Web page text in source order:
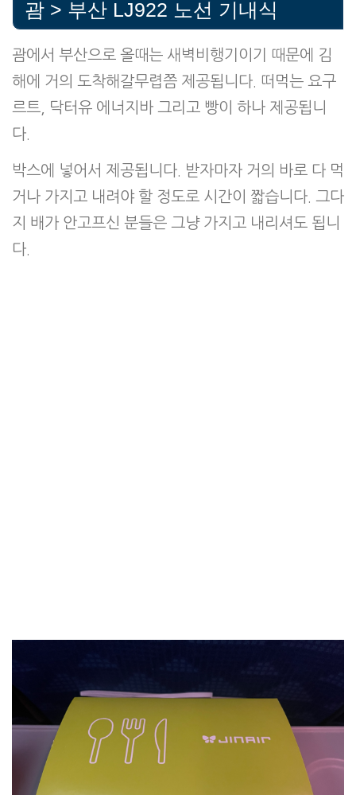
괌 > 부산 LJ922 노선 기내식
괌에서 부산으로 올때는 새벽비행기이기 때문에 김
해에 거의 도착해갈무렵쯤 제공됩니다. 떠먹는 요구
르트, 닥터유 에너지바 그리고 빵이 하나 제공됩니
다.
박스에 넣어서 제공됩니다. 받자마자 거의 바로 다 먹
거나 가지고 내려야 할 정도로 시간이 짧습니다. 그다
지 배가 안고프신 분들은 그냥 가지고 내리셔도 됩니
다.